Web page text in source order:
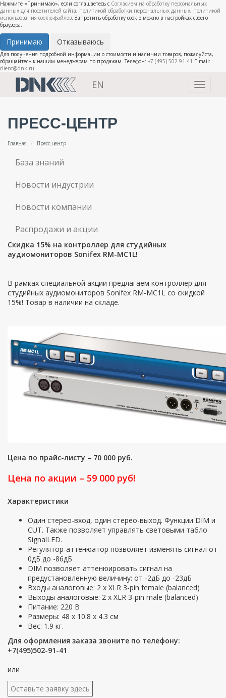
Нажмите «Принимаю», если соглашаетесь с Согласием на обработку персональных
данных для посетителей сайта, политикой обработки персональных данных, политикой
использования cookie-файлов. Запретить обработку cookie можно в настройках своего
браузера.
Принимаю Отказываюсь
Для получения подробной информации о стоимости и наличии товаров, пожалуйста,
обращайтесь к нашим менеджерам по продажам. Телефон: +7 (495) 502-91-41 E-mail:
client@dnk.ru
Toggle
EN
ПРЕСС-ЦЕНТР
Главная Пресс-центр
База знаний
Новости индустрии
Новости компании
Распродажи и акции
Скидка 15% на контроллер для студийных
аудиомониторов Sonifex RM-MC1L!
В рамках специальной акции предлагаем контроллер для
студийных аудиомониторов Sonifex RM-MC1L со скидкой
15%! Товар в наличии на складе.
Цена по прайс-листу – 70 000 руб.
Цена по акции – 59 000 руб!
Характеристики
Один стерео-вход, один стерео-выход. Функции DIM и
CUT. Также позволяет управлять световыми табло
SignalLED.
Регулятор-аттенюатор позволяет изменять сигнал от
0дБ до -86дБ
DIM позволяет аттенюировать сигнал на
предустановленную величину: от -2дБ до -23дБ
Входы аналоговые: 2 x XLR 3-pin female (balanced)
Выходы аналоговые: 2 x XLR 3-pin male (balanced)
Питание: 220 В
Размеры: 48 x 10.8 x 4.3 см
Вес: 1.9 кг.
Для оформления заказа звоните по телефону:
+7(495)502-91-41
или
Оставьте заявку здесь